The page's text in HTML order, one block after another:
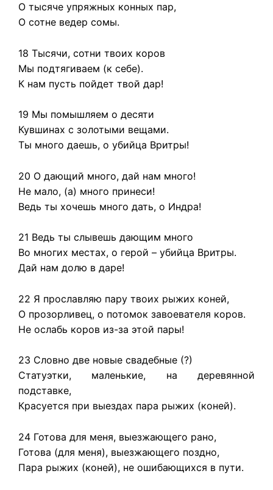
О тысяче упряжных конных пар,
О сотне ведер сомы.
18 Тысячи, сотни твоих коров
Мы подтягиваем (к себе).
К нам пусть пойдет твой дар!
19 Мы помышляем о десяти
Кувшинах с золотыми вещами.
Ты много даешь, о убийца Вритры!
20 О дающий много, дай нам много!
Не мало, (а) много принеси!
Ведь ты хочешь много дать, о Индра!
21 Ведь ты слывешь дающим много
Во многих местах, о герой – убийца Вритры.
Дай нам долю в даре!
22 Я прославляю пару твоих рыжих коней,
О прозорливец, о потомок завоевателя коров.
Не ослабь коров из-за этой пары!
23 Словно две новые свадебные (?)
Статуэтки, маленькие, на деревянной
подставке,
Красуется при выездах пара рыжих (коней).
24 Готова для меня, выезжающего рано,
Готова (для меня), выезжающего поздно,
Пара рыжих (коней), не ошибающихся в пути.